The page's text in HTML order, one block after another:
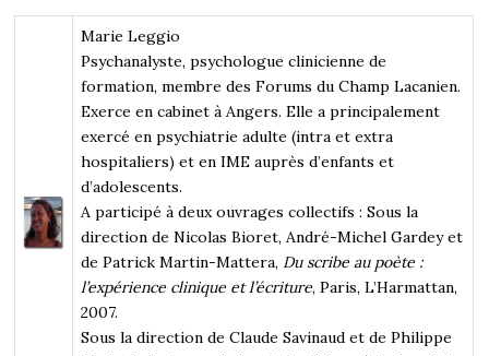
Marie Leggio
Psychanalyste, psychologue clinicienne de
formation, membre des Forums du Champ Lacanien.
Exerce en cabinet à Angers. Elle a principalement
exercé en psychiatrie adulte (intra et extra
hospitaliers) et en IME auprès d’enfants et
d’adolescents.
A participé à deux ouvrages collectifs : Sous la
direction de Nicolas Bioret, André-Michel Gardey et
de Patrick Martin-Mattera, Du scribe au poète :
l’expérience clinique et l’écriture, Paris, L’Harmattan,
2007.
Sous la direction de Claude Savinaud et de Philippe